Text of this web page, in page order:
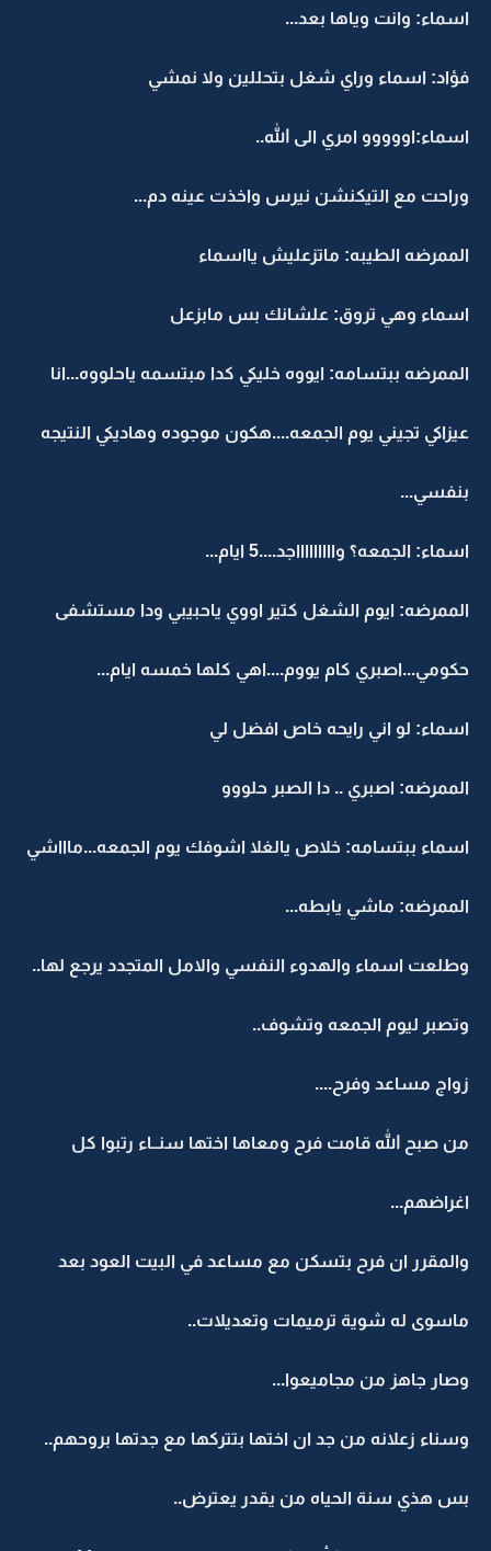
اسماء: وانت وياها بعد...
فؤاد: اسماء وراي شغل بتحللين ولا نمشي
اسماء:اووووو امري الى الله..
وراحت مع التيكنشن نيرس واخذت عينه دم...
الممرضه الطيبه: ماتزعليش يااسماء
اسماء وهي تروق: علشانك بس مابزعل
الممرضه ببتسامه: ايووه خليكي كدا مبتسمه ياحلووه...انا
عيزاكي تجيني يوم الجمعه....هكون موجوده وهاديكي النتيجه
بنفسي...
اسماء: الجمعه؟ واااااااااجد....5 ايام...
الممرضه: ايوم الشغل كتير اووي ياحبيبي ودا مستشفى
حكومي...اصبري كام يووم....اهي كلها خمسه ايام...
اسماء: لو اني رايحه خاص افضل لي
الممرضه: اصبري .. دا الصبر حلووو
اسماء ببتسامه: خلاص يالغلا اشوفك يوم الجمعه...ماااشي
الممرضه: ماشي يابطه...
وطلعت اسماء والهدوء النفسي والامل المتجدد يرجع لها..
وتصبر ليوم الجمعه وتشوف..
زواج مساعد وفرح....
من صبح الله قامت فرح ومعاها اختها سنــاء رتبوا كل
اغراضهم...
والمقرر ان فرح بتسكن مع مساعد في البيت العود بعد
ماسوى له شوية ترميمات وتعديلات..
وصار جاهز من مجاميعوا...
وسناء زعلانه من جد ان اختها بتتركها مع جدتها بروحهم..
بس هذي سنة الحياه من يقدر يعترض..